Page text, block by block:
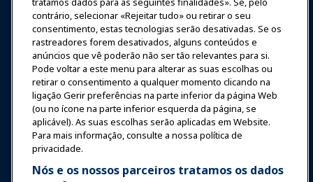
Notícias & Diversão
Educação
Segurança & Proteção
Advocacia
contrário, selecionar «Rejeitar tudo» ou retirar o seu
consentimento, estas tecnologias serão desativadas. Se os
rastreadores forem desativados, alguns conteúdos e
anúncios que vê poderão não ser tão relevantes para si.
Pode voltar a este menu para alterar as suas escolhas ou
retirar o consentimento a qualquer momento clicando na
ligação Gerir preferências na parte inferior da página Web
(ou no ícone na parte inferior esquerda da página, se
aplicável). As suas escolhas serão aplicadas em Website.
Para mais informação, consulte a nossa política de
privacidade.
Nós e os nossos parceiros tratamos os dados